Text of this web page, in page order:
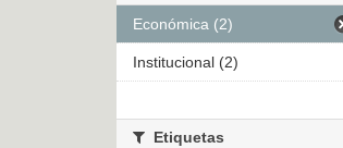
Económica (2)
Institucional (2)
Etiquetas